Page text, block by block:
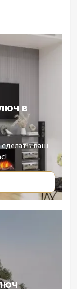
в
ваш